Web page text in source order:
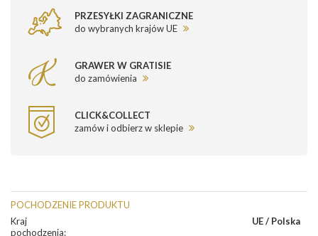
PRZESYŁKI ZAGRANICZNE
do wybranych krajów UE
GRAWER W GRATISIE
do zamówienia
CLICK&COLLECT
zamów i odbierz w sklepie
POCHODZENIE PRODUKTU
Kraj
pochodzenia:
UE / Polska